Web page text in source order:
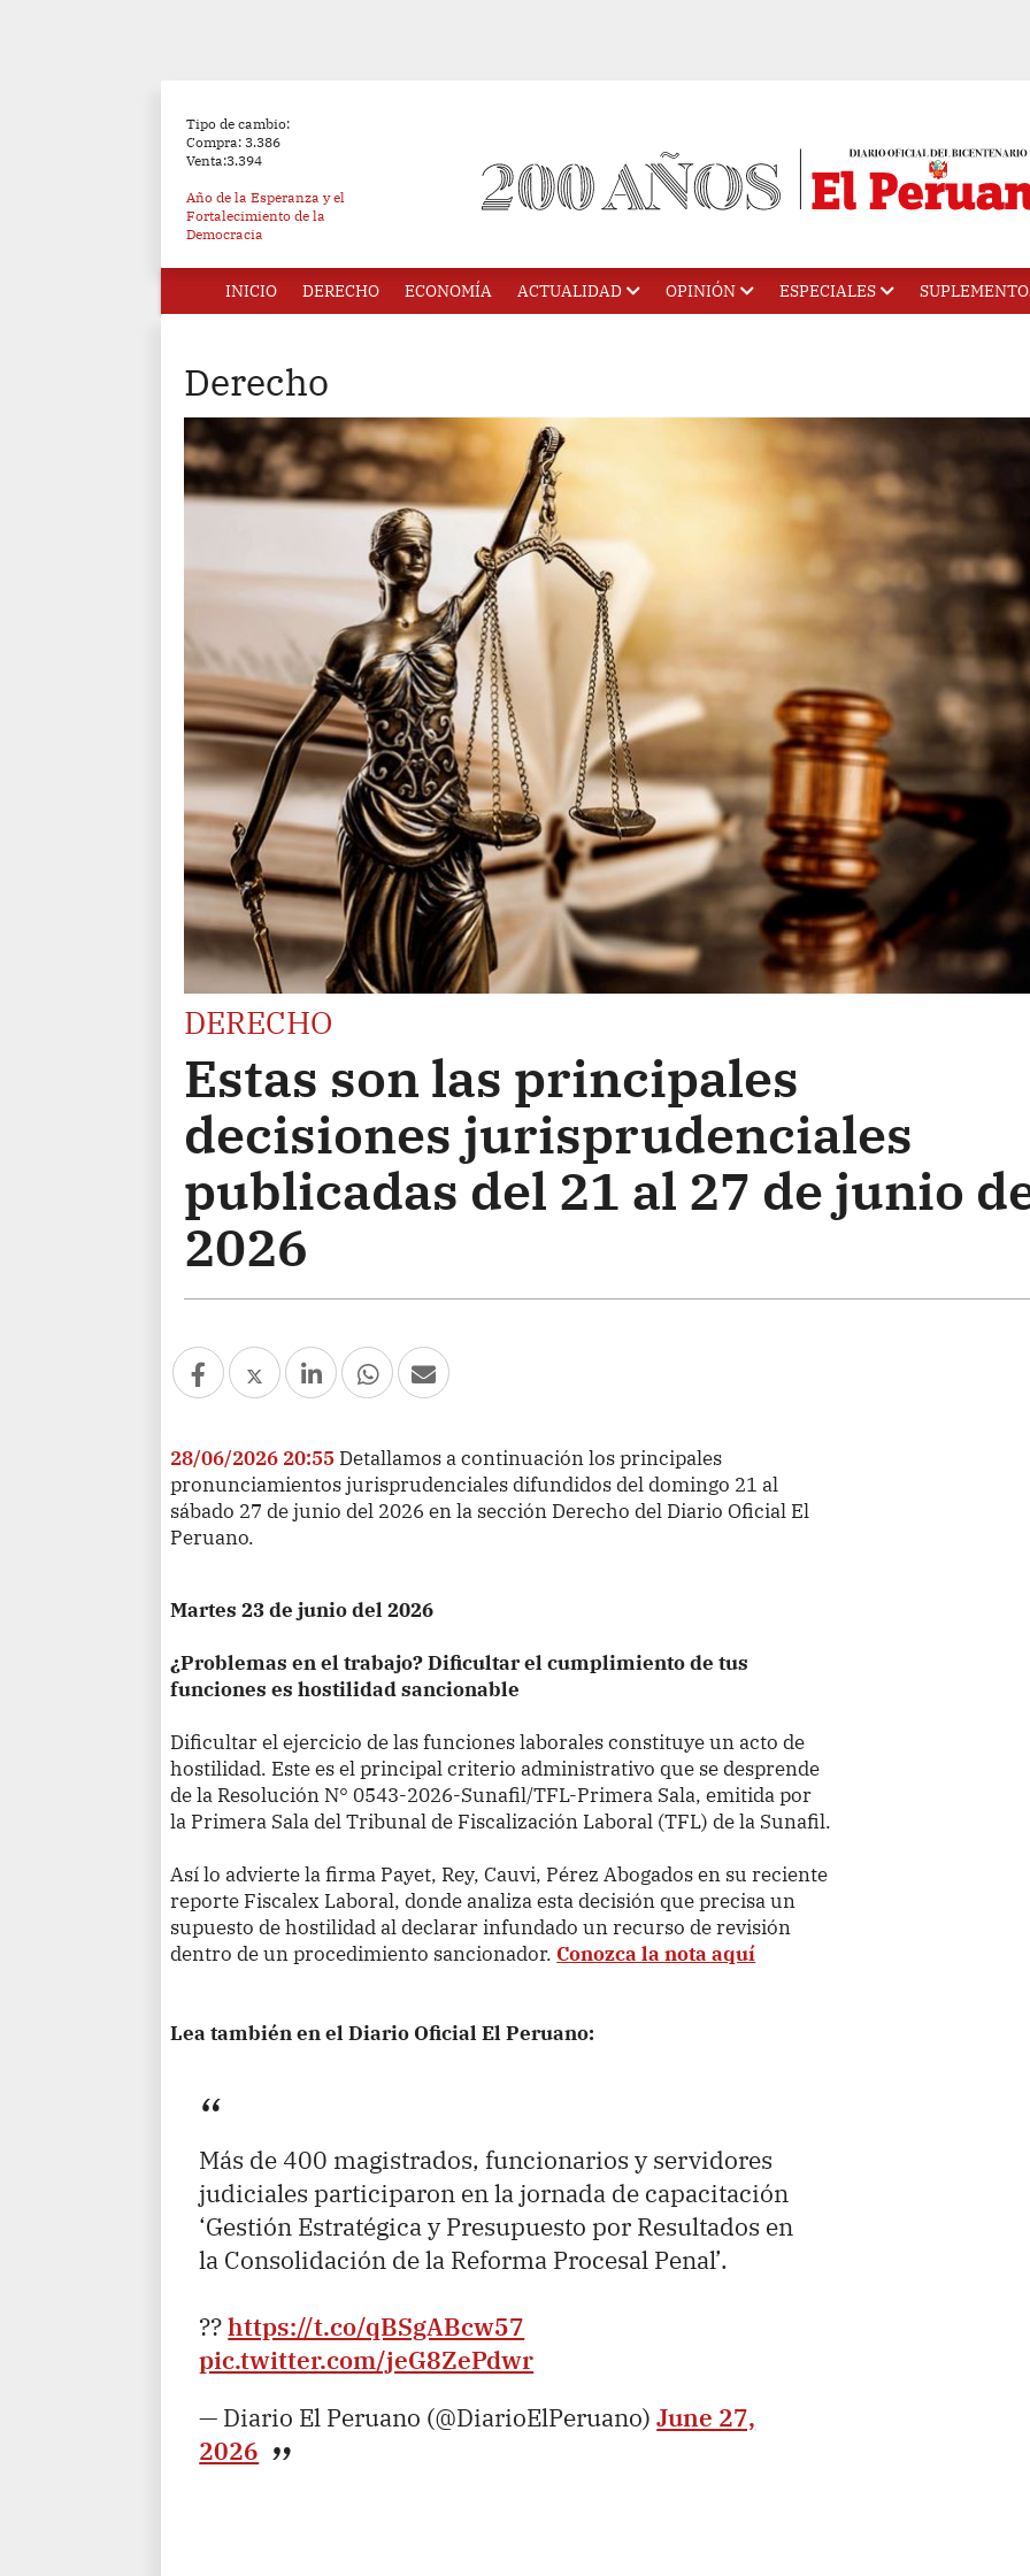
Tipo de cambio:
Compra: 3.386
Venta:3.394
Año de la Esperanza y el
Fortalecimiento de la
Democracia
INICIO DERECHO ECONOMÍA ACTUALIDAD OPINIÓN ESPECIALES
Derecho
DERECHO
Estas son las principales
decisiones jurisprudenciales
publicadas del 21 al 27 de junio
2026
28/06/2026 20:55 Detallamos a continuación los principales
pronunciamientos jurisprudenciales difundidos del domingo 21 al
sábado 27 de junio del 2026 en la sección Derecho del Diario Oficial El
Peruano.
Martes 23 de junio del 2026
¿Problemas en el trabajo? Dificultar el cumplimiento de tus
funciones es hostilidad sancionable
Dificultar el ejercicio de las funciones laborales constituye un acto de
hostilidad. Este es el principal criterio administrativo que se desprende
de la Resolución N° 0543-2026-Sunafil/TFL-Primera Sala, emitida por
la Primera Sala del Tribunal de Fiscalización Laboral (TFL) de la Sunafil.
Así lo advierte la firma Payet, Rey, Cauvi, Pérez Abogados en su reciente
reporte Fiscalex Laboral, donde analiza esta decisión que precisa un
supuesto de hostilidad al declarar infundado un recurso de revisión
dentro de un procedimiento sancionador. Conozca la nota aquí
Lea también en el Diario Oficial El Peruano:
Más de 400 magistrados, funcionarios y servidores
judiciales participaron en la jornada de capacitación
‘Gestión Estratégica y Presupuesto por Resultados en
la Consolidación de la Reforma Procesal Penal’.
??https://t.co/qBSgABcw57
pic.twitter.com/jeG8ZePdwr
— Diario El Peruano (@DiarioElPeruano)June 27,
2026